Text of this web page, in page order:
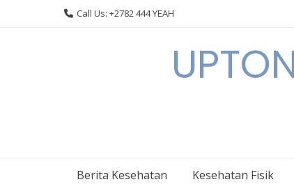
Call Us: +2782 444 YEAH
Berita Kesehatan Kesehatan Fisik